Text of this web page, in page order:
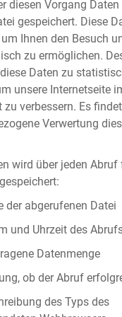
diesen Vorgang Daten
gespeichert. Diese
Ihnen den Besuch
zu ermöglichen.
Daten zu
unsere Internetseite
zu verbessern. Es
Verwertung
wird über jeden Abruf
der abgerufenen Datei
und Uhrzeit des
Datenmenge
ob der Abruf
des Typs des